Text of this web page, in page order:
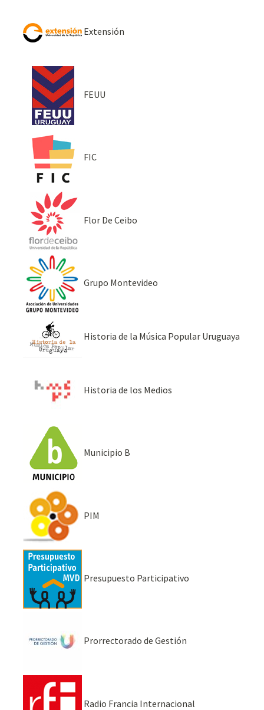
Extensión
FEUU
FIC
Flor De Ceibo
Grupo Montevideo
Historia de la Música Popular Uruguaya
Historia de los Medios
Municipio B
PIM
Presupuesto Participativo
Prorrectorado de Gestión
Radio Francia Internacional